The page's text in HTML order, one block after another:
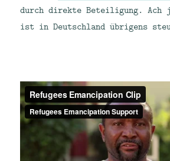
durch direkte Beteiligung. Ach
ist in Deutschland übrigens